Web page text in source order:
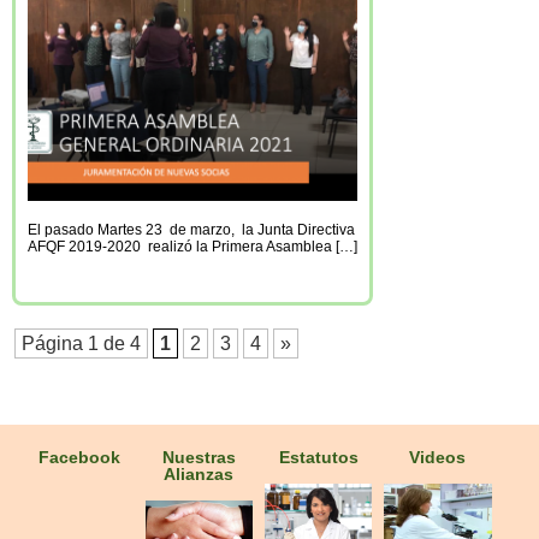
El pasado Martes 23 de marzo, la Junta Directiva
AFQF 2019-2020 realizó la Primera Asamblea […]
Página 1 de 4 1 2 3 4 »
Facebook
Nuestras
Alianzas
Estatutos Videos